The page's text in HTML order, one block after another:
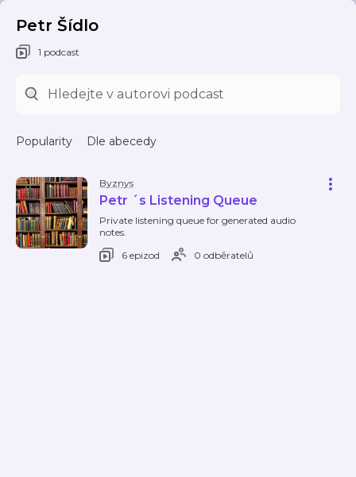
Petr Šídlo
1 podcast
Popularity Dle abecedy
Byznys
Petr ´s Listening Queue
Private listening queue for generated audio
notes.
6 epizod
0 odběratelů